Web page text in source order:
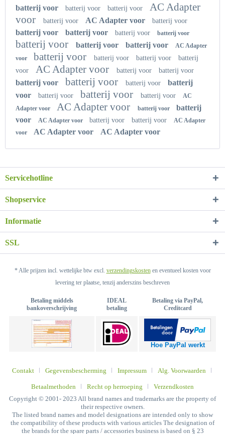
batterij voor batterij voor batterij voor
AC Adapter
voor
batterij voor AC Adapter voor batterij voor
batterij voor batterij voor batterij voor batterij voor
batterij voor batterij voor batterij voor
AC Adapter
voor
batterij voor batterij voor batterij voor
batterij
voor
AC Adapter voor batterij voor batterij voor
batterij voor batterij voor batterij voor
batterij
voor
batterij voor batterij voor batterij voor
AC
Adapter voor
AC Adapter voor batterij voor
batterij
voor
AC Adapter voor batterij voor batterij voor
AC Adapter
voor
AC Adapter voor AC Adapter voor
Servicehotline
Shopservice
Informatie
SSL
* Alle prijzen incl. wettelijke btw excl. verzendingskostenen eventueel kosten voor
levering ter plaatse, tenzij anderszins beschreven
Betaling middels
bankoverschrijving
IDEAL
betaling
Betaling via PayPal,
Creditcard
Hoe PayPal werkt
Contakt Gegevensbescherming Impressum Alg. Voorwaarden
Betaalmethoden Recht op herroeping
Verzendkosten
Copyright © 2001- 2023 All brand names and trademarks are the property of
their respective owners.
The listed brand names and model designations are intended only to show
the compatibility of these products with various articles The designation of
the brands for the spare parts / accessories business is based on § 23